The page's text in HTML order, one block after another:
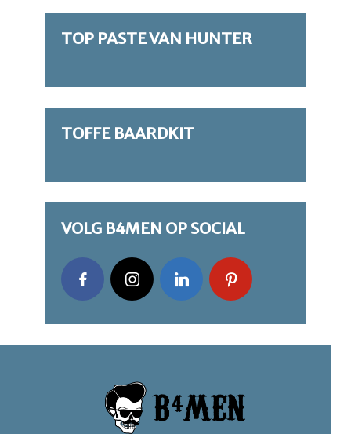
TOP PASTE VAN HUNTER
TOFFE BAARDKIT
VOLG B4MEN OP SOCIAL